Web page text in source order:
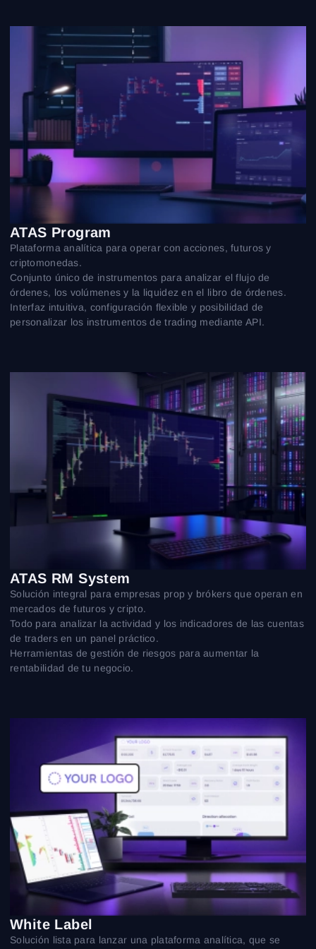
ATAS Program
Plataforma analítica para operar con acciones, futuros y
criptomonedas.
Conjunto único de instrumentos para analizar el flujo de
órdenes, los volúmenes y la liquidez en el libro de órdenes.
Interfaz intuitiva, configuración flexible y posibilidad de
personalizar los instrumentos de trading mediante API.
ATAS RM System
Solución integral para empresas prop y brókers que operan en
mercados de futuros y cripto.
Todo para analizar la actividad y los indicadores de las cuentas
de traders en un panel práctico.
Herramientas de gestión de riesgos para aumentar la
rentabilidad de tu negocio.
White Label
Solución lista para lanzar una plataforma analítica, que se
Iniciar sesión
Contraseña
¿Olvidaste tu contraseña?
Acceder
¿No tienes cuenta?Registrarse
Restablecer contraseña
Introduce tu correo electrónico y te enviaremos un
enlace para crear una nueva contraseña.
Correo electrónico
Restablecer contraseña
Registro
Correo electrónico
Quiero recibir ofertas especiales de ATAS
Acepto losTerms of use License agreement .
Consulta nuestra Política de Privacidad
Registrarse